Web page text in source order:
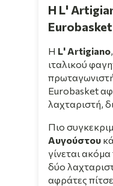
Η L'
Η L' Artigiano
ιταλικού
Eurobasket
λαχταριστή,
Πιο
Αυγούστου
γίνεται
δύο
αφράτες